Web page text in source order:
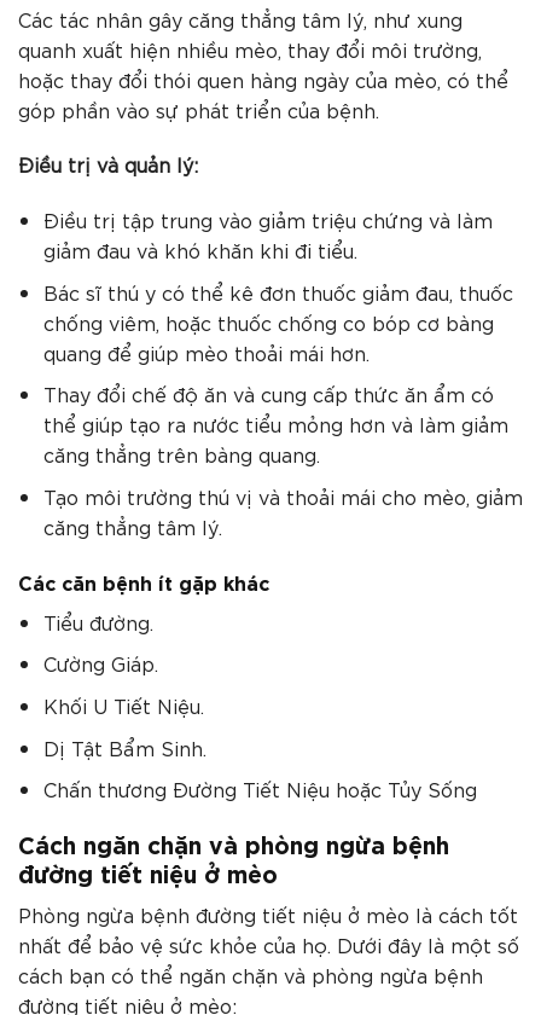
Các tác nhân gây căng thẳng tâm lý, như xung
quanh xuất hiện nhiều mèo, thay đổi môi trường,
hoặc thay đổi thói quen hàng ngày của mèo, có thể
góp phần vào sự phát triển của bệnh.
Điều trị và quản lý:
Điều trị tập trung vào giảm triệu chứng và làm
giảm đau và khó khăn khi đi tiểu.
Bác sĩ thú y có thể kê đơn thuốc giảm đau, thuốc
chống viêm, hoặc thuốc chống co bóp cơ bàng
quang để giúp mèo thoải mái hơn.
Thay đổi chế độ ăn và cung cấp thức ăn ẩm có
thể giúp tạo ra nước tiểu mỏng hơn và làm giảm
căng thẳng trên bàng quang.
Tạo môi trường thú vị và thoải mái cho mèo, giảm
căng thẳng tâm lý.
Các căn bệnh ít gặp khác
Tiểu đường.
Cường Giáp.
Khối U Tiết Niệu.
Dị Tật Bẩm Sinh.
Chấn thương Đường Tiết Niệu hoặc Tủy Sống
Cách ngăn chặn và phòng ngừa bệnh
đường tiết niệu ở mèo
Phòng ngừa bệnh đường tiết niệu ở mèo là cách tốt
nhất để bảo vệ sức khỏe của họ. Dưới đây là một số
cách bạn có thể ngăn chặn và phòng ngừa bệnh
đường tiết niệu ở mèo: